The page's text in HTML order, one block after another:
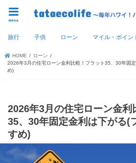
menu
旅行 子供 ローン マイル・ポイン
HOME
ローン
2026年3月の住宅ローン金利比較！フラット35、30年固
め)
2026年3月の住宅ローン金利
35、30年固定金利は下がる(
すめ)